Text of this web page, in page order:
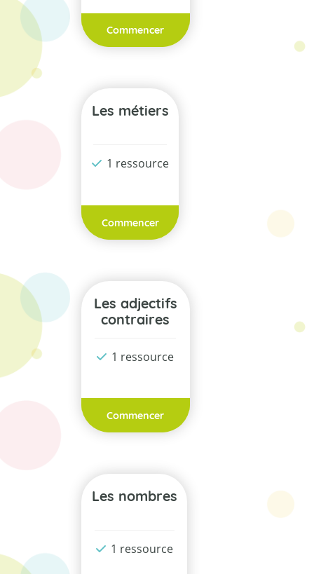
Commencer
Les métiers
1 ressource
Commencer
Les adjectifs
contraires
1 ressource
Commencer
Les nombres
1 ressource